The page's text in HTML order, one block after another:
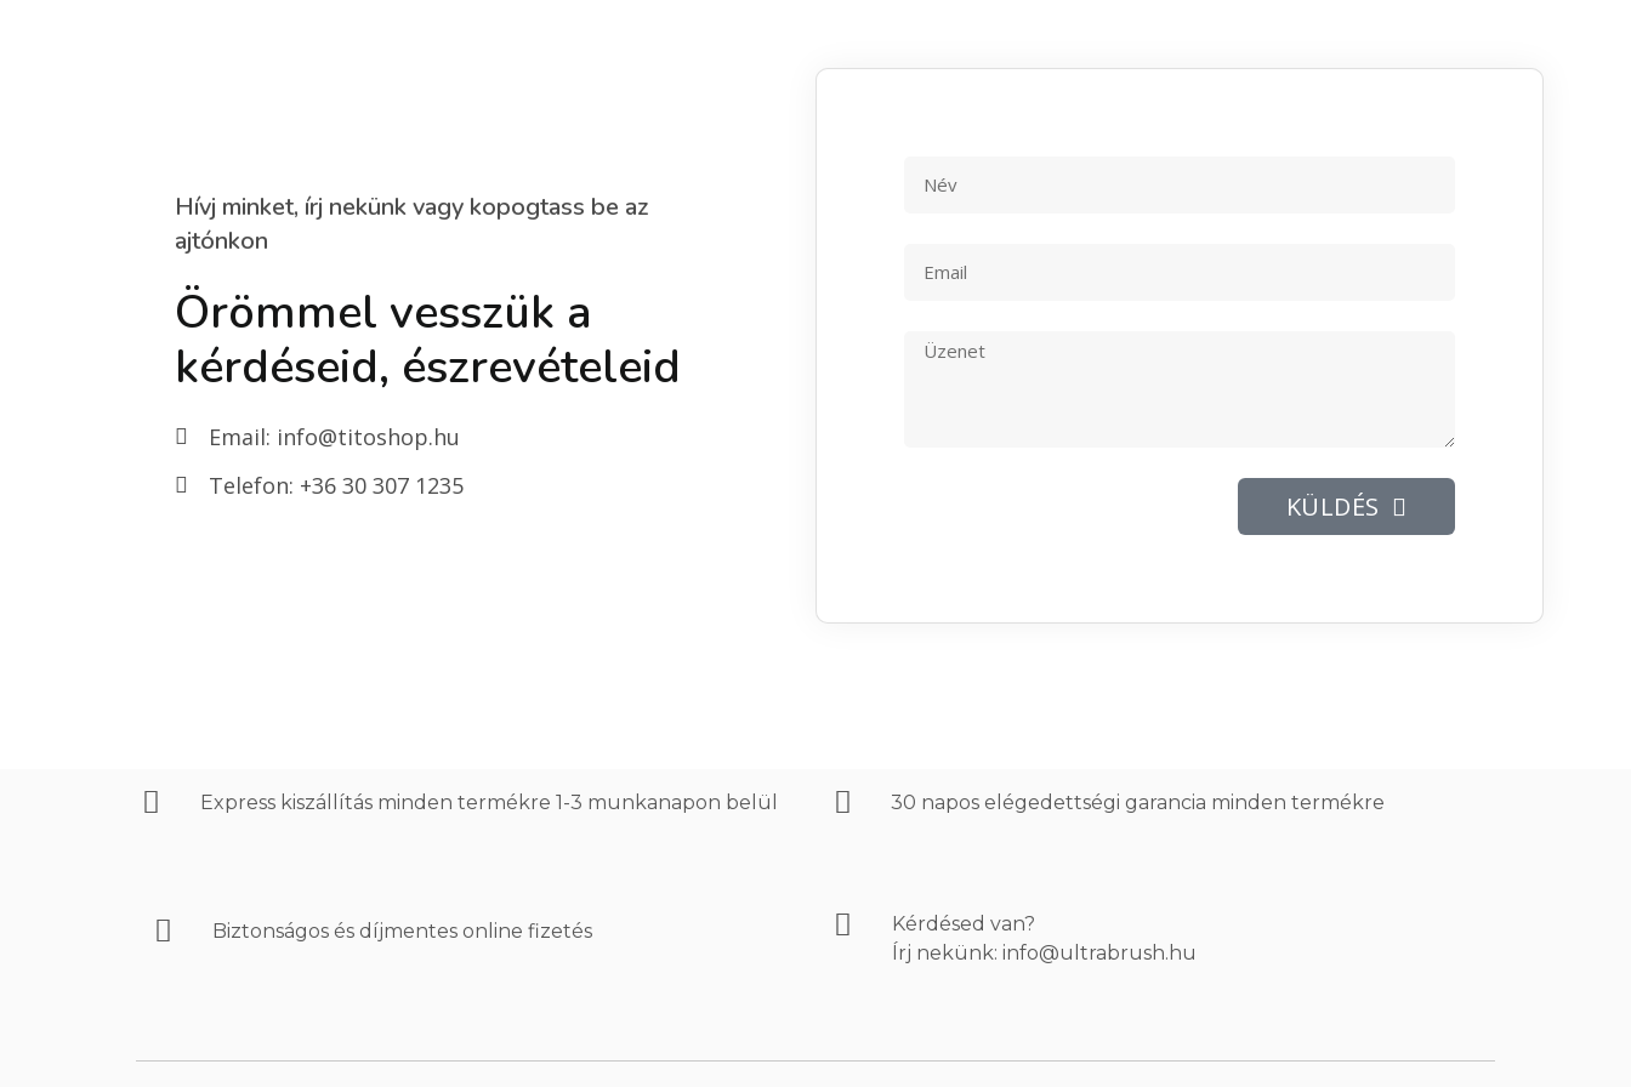
Hívj minket, írj nekünk vagy kopogtass be az
ajtónkon
Örömmel vesszük a
kérdéseid, észrevételeid
Email: info@titoshop.hu
Telefon: +36 30 307 1235
Write
KÜLDÉS
Express kiszállítás minden termékre 1-3 munkanapon belül 30 napos elégedettségi garancia minden termékre
Biztonságos és díjmentes online fizetés
Kérdésed van?
Írj nekünk: info@ultrabrush.hu